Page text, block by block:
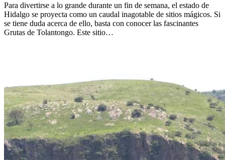
Para divertirse a lo grande durante un fin de semana, el estado de
Hidalgo se proyecta como un caudal inagotable de sitios mágicos. Si
se tiene duda acerca de ello, basta con conocer las fascinantes
Grutas de Tolantongo. Este sitio…